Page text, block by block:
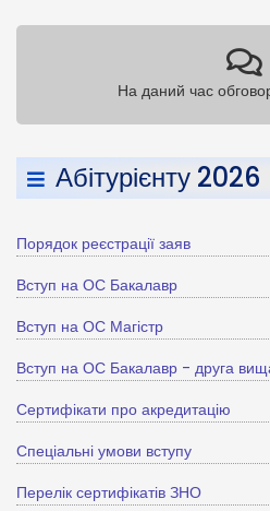
На даний час
Абітурієнту 2026
Порядок реєстрації заяв
Вступ на ОС Бакалавр
Вступ на ОС Магістр
Вступ на ОС Бакалавр - друга
Сертифікати про акредитацію
Спеціальні умови вступу
Перелік сертифікатів ЗНО